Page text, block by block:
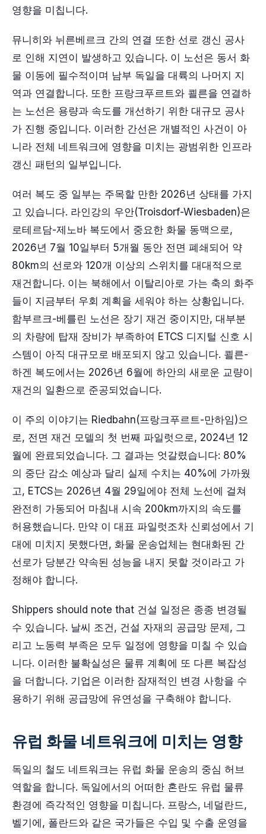
영향을 미칩니다.
뮤니히와 뉘른베르크 간의 연결 또한 선로 갱신 공사
로 인해 지연이 발생하고 있습니다. 이 노선은 동서 화
물 이동에 필수적이며 남부 독일을 대륙의 나머지 지
역과 연결합니다. 또한 프랑크푸르트와 쾰른을 연결하
는 노선은 용량과 속도를 개선하기 위한 대규모 공사
가 진행 중입니다. 이러한 간선은 개별적인 사건이 아
니라 전체 네트워크에 영향을 미치는 광범위한 인프라
갱신 패턴의 일부입니다.
여러 복도 중 일부는 주목할 만한 2026년 상태를 가지
고 있습니다. 라인강의 우안(Troisdorf-Wiesbaden)은
로테르담-제노바 복도에서 중요한 화물 동맥으로,
2026년 7월 10일부터 5개월 동안 전면 폐쇄되어 약
80km의 선로와 120개 이상의 스위치를 대대적으로
재건합니다. 이는 북해에서 이탈리아로 가는 축의 화주
들이 지금부터 우회 계획을 세워야 하는 상황입니다.
함부르크-베를린 노선은 장기 재건 중이지만, 대부분
의 차량에 탑재 장비가 부족하여 ETCS 디지털 신호 시
스템이 아직 대규모로 배포되지 않고 있습니다. 쾰른-
하겐 복도에서는 2026년 6월에 하안의 새로운 교량이
재건의 일환으로 준공되었습니다.
이 주의 이야기는 Riedbahn(프랑크푸르트-만하임)으
로, 전면 재건 모델의 첫 번째 파일럿으로, 2024년 12
월에 완료되었습니다. 그 결과는 엇갈렸습니다: 80%
의 중단 감소 예상과 달리 실제 수치는 40%에 가까웠
고, ETCS는 2026년 4월 29일에야 전체 노선에 걸쳐
완전히 가동되어 마침내 시속 200km까지의 속도를
허용했습니다. 만약 이 대표 파일럿조차 신뢰성에서 기
대에 미치지 못했다면, 화물 운송업체는 현대화된 간
선로가 당분간 약속된 성능을 내지 못할 것이라고 가
정해야 합니다.
Shippers should note that 건설 일정은 종종 변경될
수 있습니다. 날씨 조건, 건설 자재 의 공급망 문제, 그
리고 노동력 부족은 모두 일정에 영향을 미칠 수 있습
니다. 이러한 불확실성은 물류 계획에 또 다른 복잡성
을 더합니다. 기업은 이러한 잠재적인 변경 사항을 수
용하기 위해 공급망에 유연성을 구축해야 합니다.
유럽 화물 네트워크에 미치는 영향
독일의 철도 네트워크는 유럽 화물 운송의 중심 허브
역할을 합니다. 독일에서의 어떠한 혼란도 유럽 물류
환경에 즉각적인 영향을 미칩니다. 프랑스, 네덜란드,
벨기에, 폴란드와 같은 국가들은 수입 및 수출 운영을